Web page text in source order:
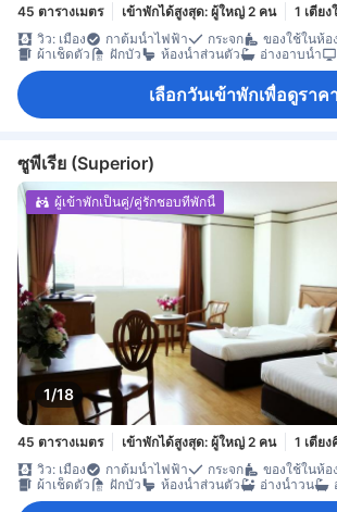
45 ตารางเมตร เข้าพักได้สูงสุด: ผู้ใหญ่ 2 คน
1 เตีย
วิว: เมือง
กาต้มน้ำไฟฟ้า กระจก ของใช้ในห้อ
ผ้าเช็ดตัว
ฝักบัว ห้องน้ำส่วนตัว อ่างอาบน้ำ
เลือกวันเข้าพักเพื่อดูราค
ซูพีเรีย (Superior)
1/18
ผู้เข้าพักเป็นคู่/คู่รักชอบที่พักนี้
45 ตารางเมตร เข้าพักได้สูงสุด: ผู้ใหญ่ 2 คน
1 เตียง
วิว: เมือง
กาต้มน้ำไฟฟ้า กระจก ของใช้ในห้อ
ผ้าเช็ดตัว
ฝักบัว ห้องน้ำส่วนตัว อ่างน้ำวน